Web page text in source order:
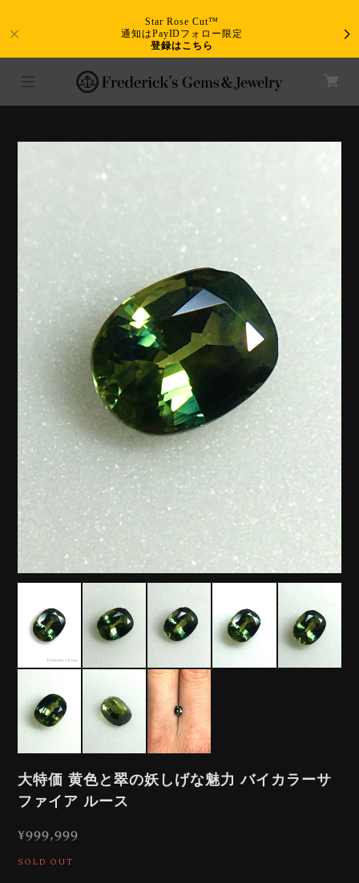
Star Rose Cut™
通知はPayIDフォロー限定
登録はこちら
大特価 黄色と翠の妖しげな魅力 バイカラーサ
ファイア ルース
¥999,999
SOLD OUT